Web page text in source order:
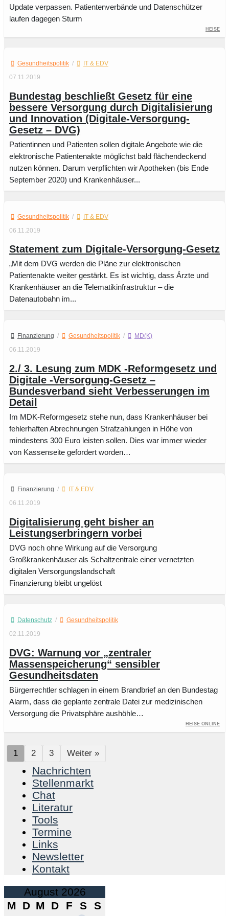
Update verpassen. Patientenverbände und Datenschützer
laufen dagegen Sturm
heise
Gesundheitspolitik /
IT & EDV
07.11.2019
Bundestag beschließt Gesetz für eine
bessere Versorgung durch Digitalisierung
und Innovation (Digitale-Versorgung-
Gesetz – DVG)
Patientinnen und Patienten sollen digitale Angebote wie die
elektronische Patientenakte möglichst bald flächendeckend
nutzen können. Darum verpflichten wir Apotheken (bis Ende
September 2020) und Krankenhäuser...
Gesundheitspolitik /
IT & EDV
06.11.2019
State­ment zum Digi­tale-Versor­gung-Gesetz
„Mit dem DVG werden die Pläne zur elektronischen
Patientenakte weiter gestärkt. Es ist wichtig, dass Ärzte und
Krankenhäuser an die Telematikinfrastruktur – die
Datenautobahn im...
Finanzierung / Gesundheitspolitik /
MD(K)
06.11.2019
2./ 3. Lesung zum MDK -Reformgesetz und
Digitale -Versorgung-Gesetz –
Bundesverband sieht Verbesserungen im
Detail
Im MDK-Reformgesetz stehe nun, dass Krankenhäuser bei
fehlerhaften Abrechnungen Strafzahlungen in Höhe von
mindestens 300 Euro leisten sollen. Dies war immer wieder
von Kassenseite gefordert worden…
Finanzierung /
IT & EDV
06.11.2019
Digitalisierung geht bisher an
Leistungserbringern vorbei
DVG noch ohne Wirkung auf die Versorgung
Großkrankenhäuser als Schaltzentrale einer vernetzten
digitalen Versorgungslandschaft
Finanzierung bleibt ungelöst
Datenschutz /
Gesundheitspolitik
02.11.2019
DVG: Warnung vor „zentraler
Massenspeicherung“ sensibler
Gesundheitsdaten
Bürgerrechtler schlagen in einem Brandbrief an den Bundestag
Alarm, dass die geplante zentrale Datei zur medizinischen
Versorgung die Privatsphäre aushöhle…
Heise Online
1 2 3 Weiter »
Nachrichten
Stellenmarkt
Chat
Literatur
Tools
Termine
Links
Newsletter
Kontakt
August 2026
M
D M D F S S